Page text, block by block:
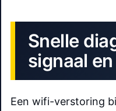
Snelle
signaal
Een wifi-verstoring